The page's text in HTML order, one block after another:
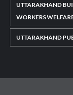
UTTARAKHAND
WORKERS
UTTARAKHAND